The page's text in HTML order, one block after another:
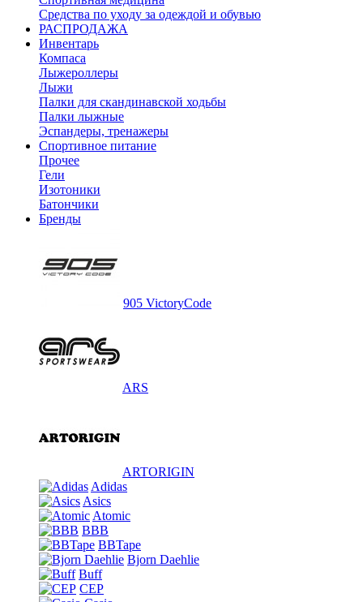
Средства по уходу за одеждой и обувью
РАСПРОДАЖА
Инвентарь
Компаса
Лыжероллеры
Лыжи
Палки для скандинавской ходьбы
Палки лыжные
Эспандеры, тренажеры
Спортивное питание
Прочее
Гели
Изотоники
Батончики
Бренды
905 VictoryCode
ARS
ARTORIGIN
Adidas
Asics
Atomic
BBB
BBTape
Bjorn Daehlie
Buff
CEP